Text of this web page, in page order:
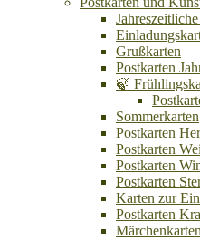
Grußkarten
Postkarten
🍃
Sommerkarten
Postkarten
Postkarten
Postkarten
Postkarten
Karten zur
Postkarten
Märchenkarten